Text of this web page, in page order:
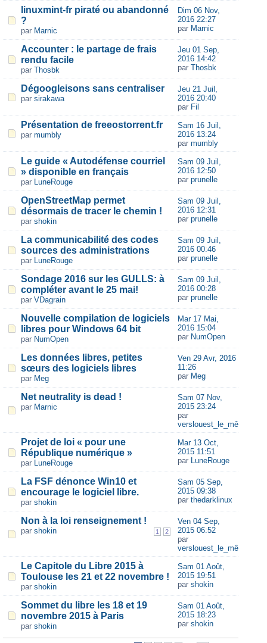
linuxmint-fr piraté ou abandonné
?
par Marnic
Dim 06 Nov,
2016 22:27
par Marnic
Accounter : le partage de frais
rendu facile
par Thosbk
Jeu 01 Sep,
2016 14:42
par Thosbk
Dégoogleisons sans centraliser
par sirakawa
Jeu 21 Juil,
2016 20:40
par Fil
Présentation de freeostorrent.fr
par mumbly
Sam 16 Juil,
2016 13:24
par mumbly
Le guide « Autodéfense courriel
» disponible en français
par LuneRouge
Sam 09 Juil,
2016 12:50
par prunelle
OpenStreetMap permet
désormais de tracer le chemin !
par shokin
Sam 09 Juil,
2016 12:31
par prunelle
La communicabilité des codes
sources des administrations
par LuneRouge
Sam 09 Juil,
2016 00:46
par prunelle
Sondage 2016 sur les GULLS: à
compléter avant le 25 mai!
par VDagrain
Sam 09 Juil,
2016 00:28
par prunelle
Nouvelle compilation de logiciels
libres pour Windows 64 bit
par NumOpen
Mar 17 Mai,
2016 15:04
par NumOpen
Les données libres, petites
sœurs des logiciels libres
par Meg
Ven 29 Avr, 2016
11:26
par Meg
Net neutrality is dead !
par Marnic
Sam 07 Nov,
2015 23:24
par
verslouest_le_même
Projet de loi « pour une
République numérique »
par LuneRouge
Mar 13 Oct,
2015 11:51
par LuneRouge
La FSF dénonce Win10 et
encourage le logiciel libre.
par shokin
Sam 05 Sep,
2015 09:38
par thedarklinux
Non à la loi renseignement !
1 2
par shokin
Ven 04 Sep,
2015 06:52
par
verslouest_le_même
Le Capitole du Libre 2015 à
Toulouse les 21 et 22 novembre !
par shokin
Sam 01 Août,
2015 19:51
par shokin
Sommet du libre les 18 et 19
novembre 2015 à Paris
par shokin
Sam 01 Août,
2015 18:23
par shokin